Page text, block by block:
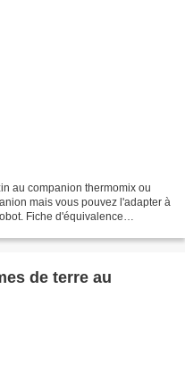
au companion thermomix ou
mais vous pouvez l'adapter à
Fiche d'équivalence
de terre au